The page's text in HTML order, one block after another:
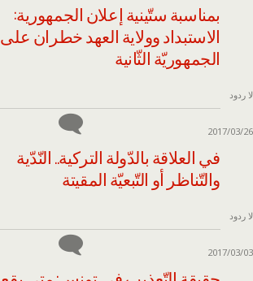
بمناسبة ستّينية إعلان الجمهورية:
الاستبداد وولاية العهد خطران على
الجمهوريّة الثّانية
لا ردود
2017/03/26
في العلاقة بالدّولة التركية.. النّدّية
والتّناظر أو التّبعيّة المقيتة
لا ردود
2017/03/03